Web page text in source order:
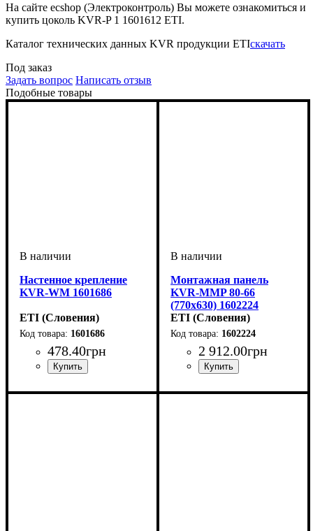
На сайте ecshop (Электроконтроль) Вы можете ознакомиться и
купить цоколь KVR-P 1 1601612 ETI.
Каталог технических данных KVR продукции ETIскачать
Под заказ
Задать вопрос Написать отзыв
Подобные товары
Настенное крепление
KVR-WM 1601686
ETI (Словения)
1601686
478.40грн
Монтажная панель
KVR-MMP 80-66
(770х630) 1602224
ETI (Словения)
1602224
2 912.00грн
монтажная